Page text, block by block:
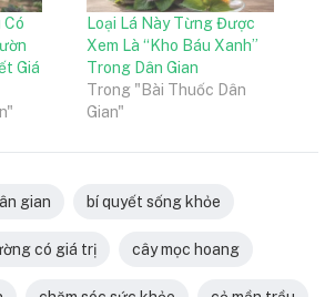
Giá
Loại Lá Này Từng Được
Xem Là “Kho Báu Xanh”
Trong Dân Gian
Trong "Bài Thuốc Dân
Gian"
gian bí quyết sống khỏe
có giá trị cây mọc hoang